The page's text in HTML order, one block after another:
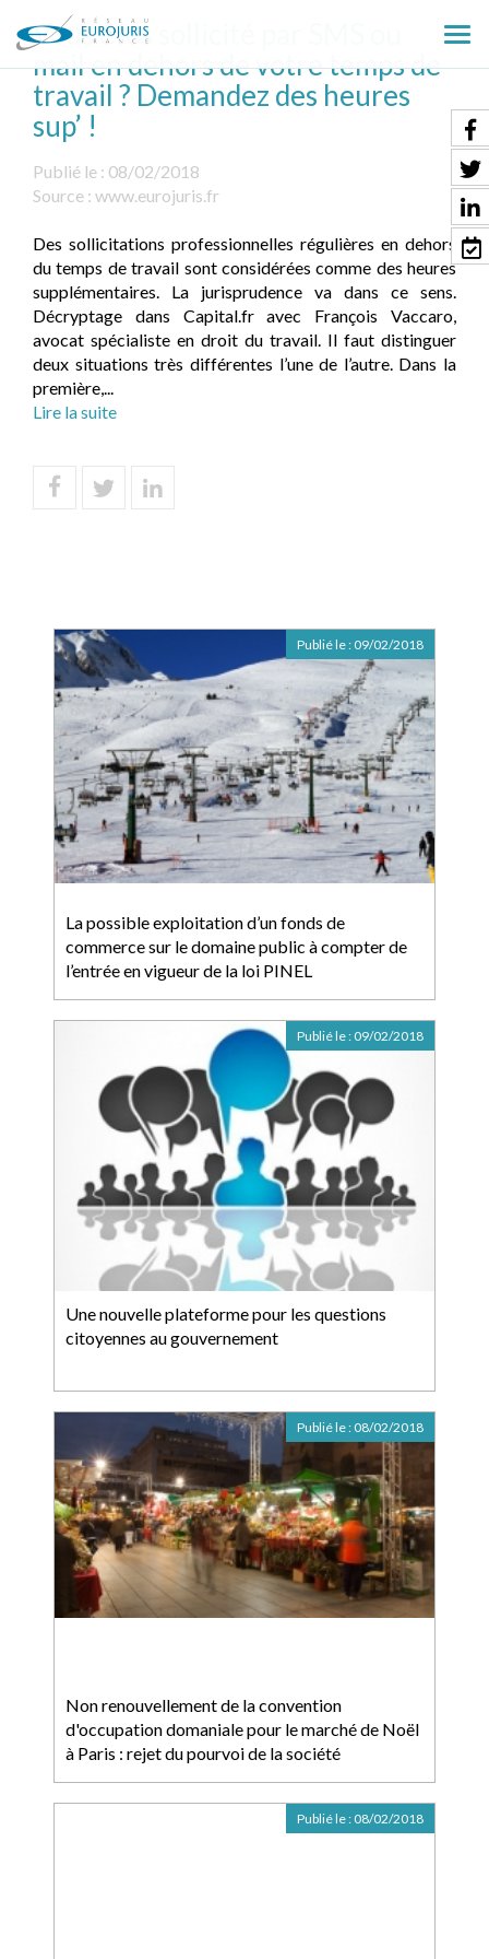
le
Vous êtes sollicité par SMS ou
mail en dehors de votre temps de
travail ? Demandez des heures
sup’ !
Publié le : 08/02/2018
Source : www.eurojuris.fr
Des sollicitations professionnelles régulières en dehors
du temps de travail sont considérées comme des heures
supplémentaires. La jurisprudence va dans ce sens.
Décryptage dans Capital.fr avec François Vaccaro,
avocat spécialiste en droit du travail. Il faut distinguer
deux situations très différentes l’une de l’autre. Dans la
première,...
Lire la suite
La possible exploitation d’un fonds de
commerce sur le domaine public à compter de
l’entrée en vigueur de la loi PINEL
Publié le : 09/02/2018
Une nouvelle plateforme pour les questions
citoyennes au gouvernement
Publié le : 09/02/2018
Non renouvellement de la convention
d'occupation domaniale pour le marché de Noël
à Paris : rejet du pourvoi de la société
Publié le : 08/02/2018
Publié le : 08/02/2018